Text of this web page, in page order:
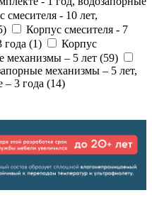
смесителя - 10 лет,
)
Корпус смесителя - 7
года (1)
Корпус
механизмы – 5 лет (59)
механизмы – 5 лет,
– 3 года (14)